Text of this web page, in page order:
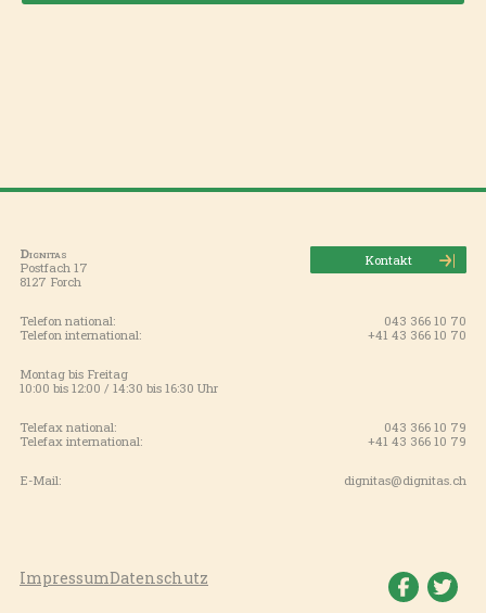
Dignitas
Postfach 17
8127 Forch
Kontakt
Telefon national:
043 366 10 70
Telefon international:
+41 43 366 10 70
Montag bis Freitag
10:00 bis 12:00 / 14:30 bis 16:30 Uhr
Telefax national:
043 366 10 79
Telefax international:
+41 43 366 10 79
E-Mail: dignitas@dignitas.ch
ImpressumDatenschutz